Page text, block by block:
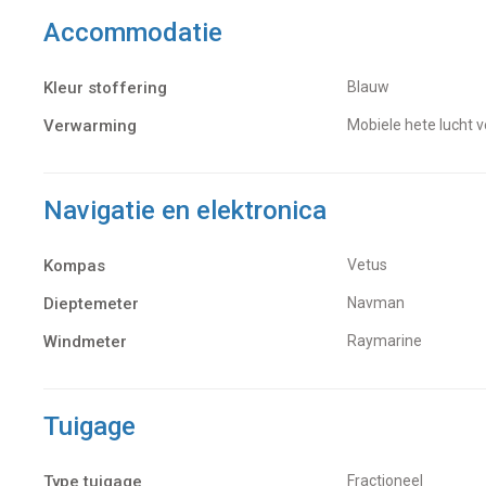
Accommodatie
Kleur stoffering Blauw
Verwarming Mobiele hete lucht
Navigatie en elektronica
Kompas Vetus
Dieptemeter Navman
Windmeter Raymarine
Tuigage
Type tuigage Fractioneel